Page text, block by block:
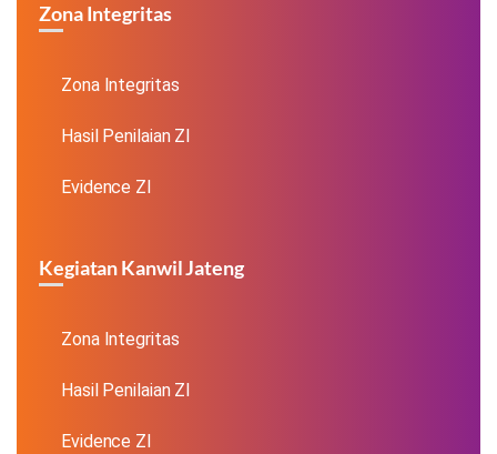
Zona Integritas
Zona Integritas
Hasil Penilaian ZI
Evidence ZI
Kegiatan Kanwil Jateng
Zona Integritas
Hasil Penilaian ZI
Evidence ZI